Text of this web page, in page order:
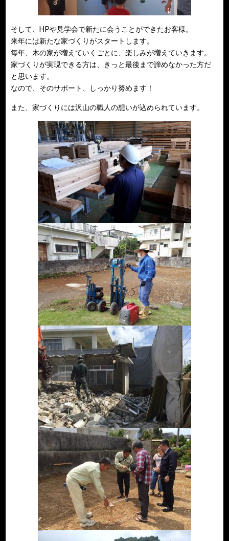
そして、HPや見学会で新たに会うことができたお客様。
来年には新たな家づくりがスタートします。
毎年、木の家が増えていくごとに、楽しみが増えていきます。
家づくりが実現できる方は、きっと最後まで諦めなかった方だ
と思います。
なので、そのサポート、しっかり努めます！
また、家づくりには沢山の職人の想いが込められています。